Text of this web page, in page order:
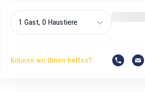
1 Gast, 0 Haustiere
Können wir Ihnen helfen?